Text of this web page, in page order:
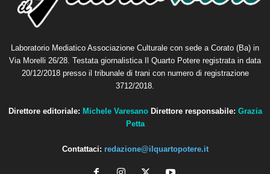
Laboratorio Mediatico Associazione Culturale con sede a Corato (Ba) in
Via Morelli 26/28. Testata giornalistica Il Quarto Potere registrata in data
20/12/2018 presso il tribunale di trani con numero di registrazione
3712/2018.
Direttore editoriale: Michele Varesano Direttore responsabile: Grazia
Petta
Contattaci: redazione@ilquartopotere.it